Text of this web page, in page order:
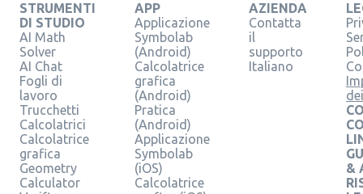
STRUMENTI
DI STUDIO
AI Math
Solver
AI Chat
Fogli di
lavoro
Trucchetti
Calcolatrici
Calcolatrice
grafica
Geometry
Calculator
APP
Applicazione
Symbolab
(Android)
Calcolatrice
grafica
(Android)
Pratica
(Android)
Applicazione
Symbolab
(iOS)
Calcolatrice
AZIENDA
Contatta
il
supporto
Italiano
&